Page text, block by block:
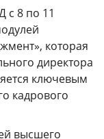
с 8 по 11
которая
директора
ключевым
кадрового
высшего